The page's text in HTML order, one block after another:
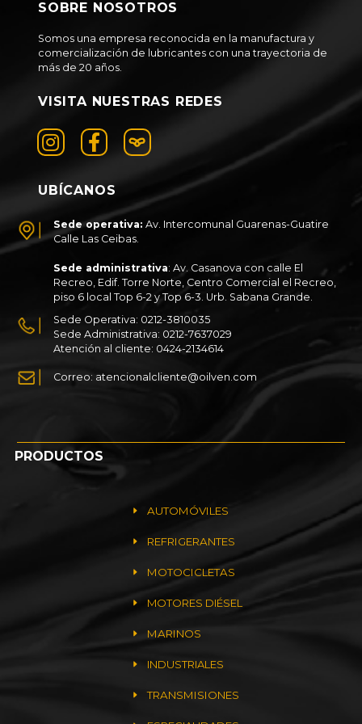
SOBRE NOSOTROS
Somos una empresa reconocida en la manufactura y
comercialización de lubricantes con una trayectoria de
más de 20 años.
VISITA NUESTRAS REDES
UBÍCANOS
Sede operativa: Av. Intercomunal Guarenas-Guatire
Calle Las Ceibas.
Sede administrativa: Av. Casanova con calle El
Recreo, Edif. Torre Norte, Centro Comercial el Recreo,
piso 6 local Top 6-2 y Top 6-3. Urb. Sabana Grande.
Sede Operativa: 0212-3810035
Sede Administrativa: 0212-7637029
Atención al cliente: 0424-2134614
Correo: atencionalcliente@oilven.com
PRODUCTOS
AUTOMÓVILES
REFRIGERANTES
MOTOCICLETAS
MOTORES DIÉSEL
MARINOS
INDUSTRIALES
TRANSMISIONES